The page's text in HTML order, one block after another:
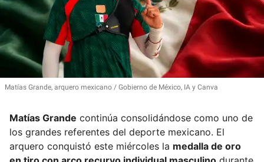
Matías Grande, arquero mexicano Gobierno de México, IA y Canva
Matías Grande continúa consolidándose como uno de
los grandes referentes del deporte mexicano. El
arquero conquistó este miércoles la medalla de oro